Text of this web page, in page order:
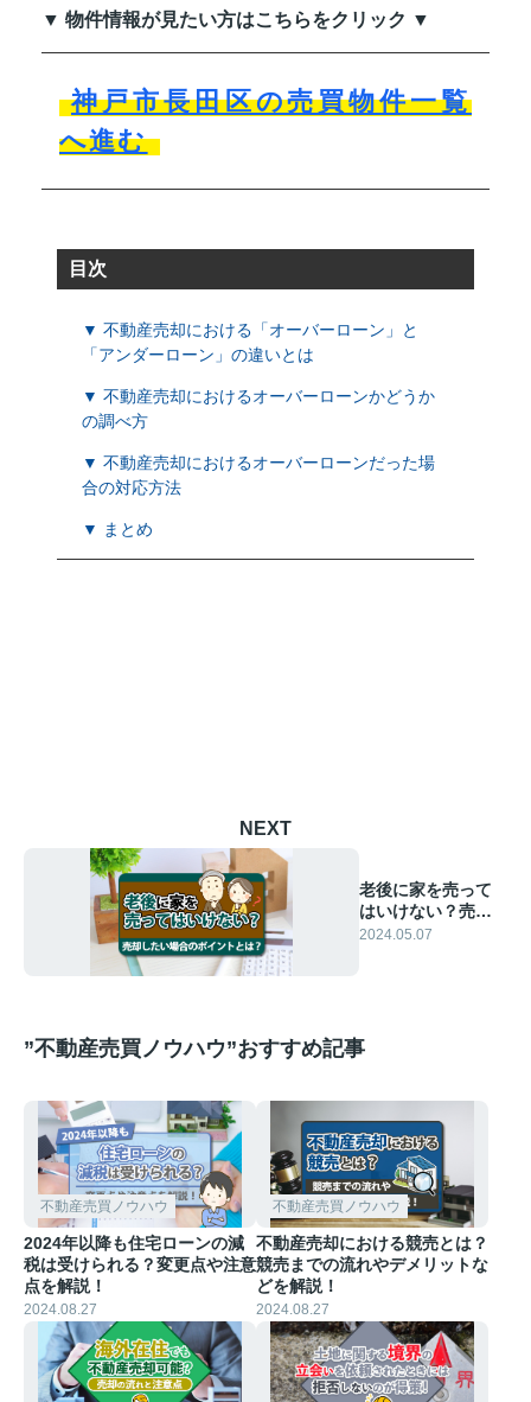
▼ 物件情報が見たい方はこちらをクリック ▼
神戸市長田区の売買物件一覧
へ進む
目次
▼ 不動産売却における「オーバーローン」と
「アンダーローン」の違いとは
▼ 不動産売却におけるオーバーローンかどうか
の調べ方
▼ 不動産売却におけるオーバーローンだった場
合の対応方法
▼ まとめ
NEXT
老後に家を売って
はいけない？売却
したい場合のポイ
2024.05.07
”不動産売買ノウハウ”おすすめ記事
不動産売買ノウハウ
2024年以降も住宅ローンの減
税は受けられる？変更点や注意
点を解説！
2024.08.27
不動産売買ノウハウ
不動産売却における競売とは？
競売までの流れやデメリットな
どを解説！
2024.08.27